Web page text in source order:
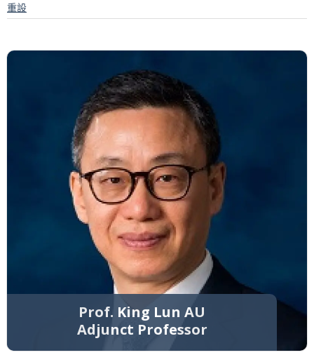
重設
Prof. King Lun AU
Adjunct Professor